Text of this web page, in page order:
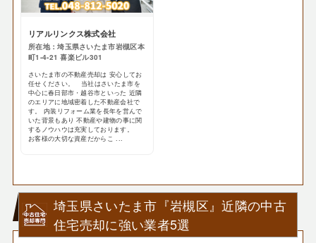
リアルリンクス株式会社
所在地：埼玉県さいたま市岩槻区本
町1-4-21 喜楽ビル301
さいたま市の不動産売却は 安心してお
任せください。 当社はさいたま市を
中心に春日部市・越谷市といった 近隣
のエリアに地域密着した不動産会社で
す。 内装リフォーム業を長年を営んで
いた背景もあり 不動産や建物の事に関
するノウハウは充実しております。
お客様の大切な資産だからこ ...
埼玉県さいたま市『岩槻区』近隣の中古
住宅売却に強い業者5選